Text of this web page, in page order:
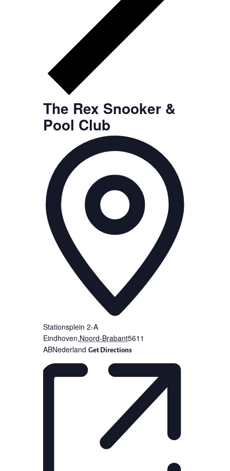
The Rex Snooker &
Pool Club
Stationsplein 2-A
Eindhoven,Noord-Brabant5611
ABNederland Get Directions